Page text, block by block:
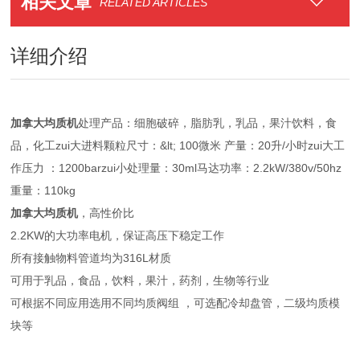
详细介绍
加拿大均质机处理产品：细胞破碎，脂肪乳，乳品，果汁饮料，食
品，化工zui大进料颗粒尺寸：&lt; 100微米 产量：20升/小时zui大工
作压力 ：1200barzui小处理量：30ml马达功率：2.2kW/380v/50hz
重量：110kg
加拿大均质机，高性价比
2.2KW的大功率电机，保证高压下稳定工作
所有接触物料管道均为316L材质
可用于乳品，食品，饮料，果汁，药剂，生物等行业
可根据不同应用选用不同均质阀组 ，可选配冷却盘管，二级均质模
块等